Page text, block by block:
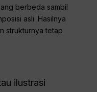
berbeda sambil
asli. Hasilnya
strukturnya tetap
ilustrasi